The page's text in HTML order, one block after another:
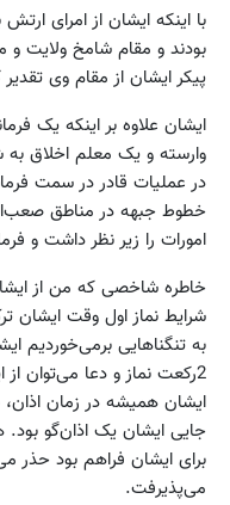
با اینکه ایشان از امرای
بودند و مقام شامخ ولایت و
پیکر ایشان از مقام وی تقدیر
ایشان علاوه بر اینکه یک
وارسته و یک معلم اخلاق
در عملیات قادر در سمت
خطوط جبهه در مناطق
امورات را زیر نظر داشت و
خاطره شاخصی که من از
شرایط نماز اول وقت
به تنگناهایی برمی‌خوردیم
2رکعت نماز و دعا
ایشان همیشه در زمان
جایی ایشان یک اذان‌گو بود.
برای ایشان فراهم بود حذر
می‌پذیرفت.